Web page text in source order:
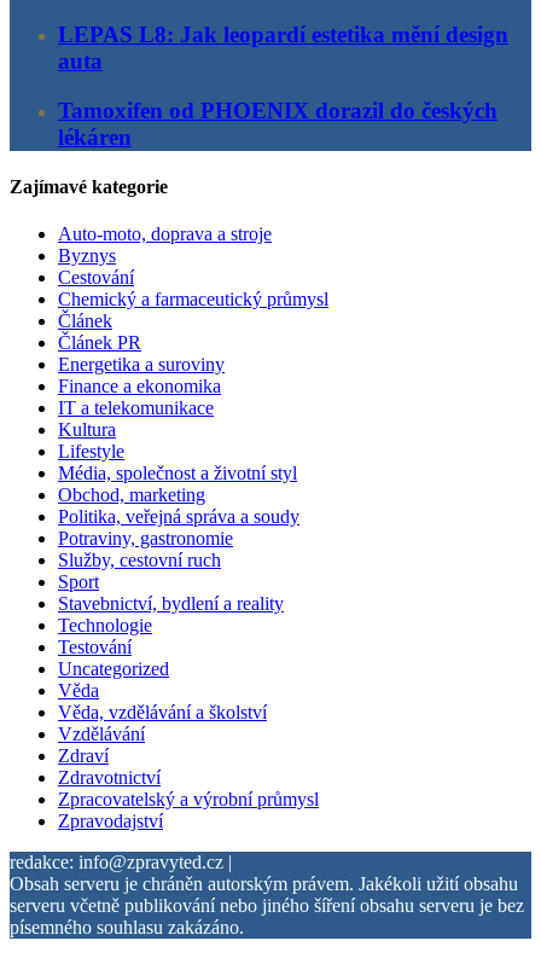
LEPAS L8: Jak leopardí estetika mění design
auta
Tamoxifen od PHOENIX dorazil do českých
lékáren
Zajímavé kategorie
Auto-moto, doprava a stroje
Byznys
Cestování
Chemický a farmaceutický průmysl
Článek
Článek PR
Energetika a suroviny
Finance a ekonomika
IT a telekomunikace
Kultura
Lifestyle
Média, společnost a životní styl
Obchod, marketing
Politika, veřejná správa a soudy
Potraviny, gastronomie
Služby, cestovní ruch
Sport
Stavebnictví, bydlení a reality
Technologie
Testování
Uncategorized
Věda
Věda, vzdělávání a školství
Vzdělávání
Zdraví
Zdravotnictví
Zpracovatelský a výrobní průmysl
Zpravodajství
redakce: info@zpravyted.cz |
Obsah serveru je chráněn autorským právem. Jakékoli užití obsahu
serveru včetně publikování nebo jiného šíření obsahu serveru je bez
písemného souhlasu zakázáno.